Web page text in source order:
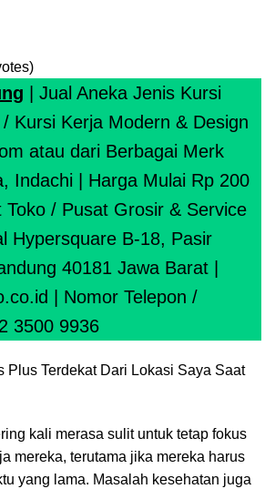
| Jual Aneka Jenis Kursi
Kursi Kerja Modern & Design
atau dari Berbagai Merk
Indachi | Harga Mulai Rp 200
Toko / Pusat Grosir & Service
Hypersquare B-18, Pasir
40181 Jawa Barat |
| Nomor Telepon /
3500 9936
kali merasa sulit untuk tetap fokus
mereka, terutama jika mereka harus
yang lama. Masalah kesehatan juga